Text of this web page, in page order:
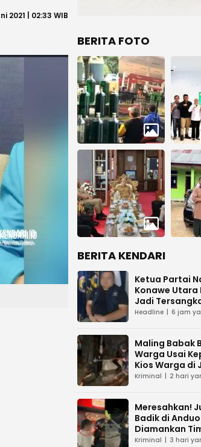
2021 | 02:33 WIB
BERITA FOTO
BERITA KENDARI
Ketua Partai
Konawe
Jadi
Dugaan
Headline 6 jam
Maling Babak
Warga Usai
Kios Warga di
Raya
Kriminal 2 hari
Meresahkan!
Badik di
Diamankan
Polresta
Kriminal 3 hari